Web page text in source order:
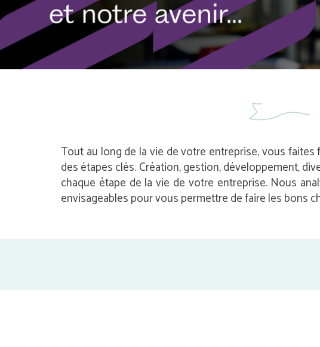
Tout au long de la vie de votre entreprise, vous
des étapes clés. Création, gestion, développement,
chaque étape de la vie de votre entreprise. Nous
envisageables pour vous permettre de faire les bons